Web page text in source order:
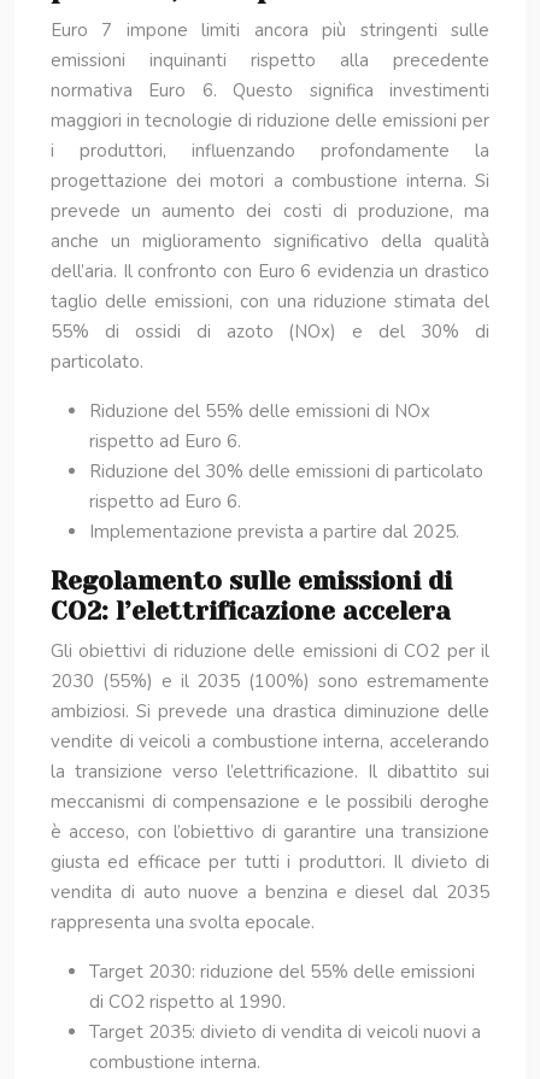
Euro 7 impone limiti ancora più stringenti sulle
emissioni inquinanti rispetto alla precedente
normativa Euro 6. Questo significa investimenti
maggiori in tecnologie di riduzione delle emissioni per
i produttori, influenzando profondamente la
progettazione dei motori a combustione interna. Si
prevede un aumento dei costi di produzione, ma
anche un miglioramento significativo della qualità
dell’aria. Il confronto con Euro 6 evidenzia un drastico
taglio delle emissioni, con una riduzione stimata del
55% di ossidi di azoto (NOx) e del 30% di
particolato.
Riduzione del 55% delle emissioni di NOx
rispetto ad Euro 6.
Riduzione del 30% delle emissioni di particolato
rispetto ad Euro 6.
Implementazione prevista a partire dal 2025.
Regolamento sulle emissioni di
CO2: l’elettrificazione accelera
Gli obiettivi di riduzione delle emissioni di CO2 per il
2030 (55%) e il 2035 (100%) sono estremamente
ambiziosi. Si prevede una drastica diminuzione delle
vendite di veicoli a combustione interna, accelerando
la transizione verso l’elettrificazione. Il dibattito sui
meccanismi di compensazione e le possibili deroghe
è acceso, con l’obiettivo di garantire una transizione
giusta ed efficace per tutti i produttori. Il divieto di
vendita di auto nuove a benzina e diesel dal 2035
rappresenta una svolta epocale.
Target 2030: riduzione del 55% delle emissioni
di CO2 rispetto al 1990.
Target 2035: divieto di vendita di veicoli nuovi a
combustione interna.